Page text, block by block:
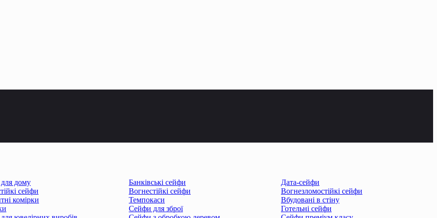
дому Банківські сейфи
Дата-сейфи
сейфи Вогнестійкі сейфи
Вогнезломостійкі сейфи
комірки Темпокаси
Вбудовані в стіну
Сейфи для зброї
Готельні сейфи